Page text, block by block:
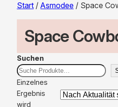
Start/ Asmodee / Space
Space
Suchen
Einzelnes
Ergebnis
wird